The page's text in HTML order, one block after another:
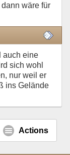
wäre für
auch eine
sich wohl
nur weil er
ins Gelände
Actions